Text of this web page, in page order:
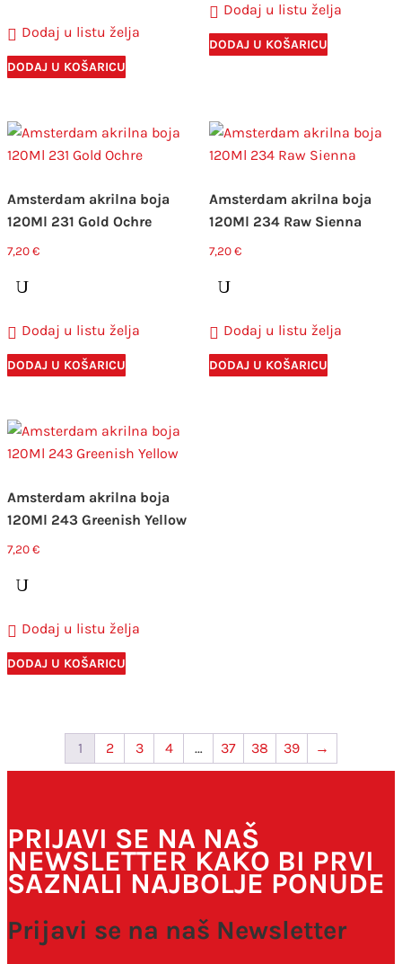
Dodaj u listu želja
DODAJ U KOŠARICU
Dodaj u listu želja
DODAJ U KOŠARICU
Amsterdam akrilna boja
120Ml 231 Gold Ochre
7,20€
Dodaj u listu želja
DODAJ U KOŠARICU
Amsterdam akrilna boja
120Ml 234 Raw Sienna
7,20€
Dodaj u listu želja
DODAJ U KOŠARICU
Amsterdam akrilna boja
120Ml 243 Greenish Yellow
7,20€
Dodaj u listu želja
DODAJ U KOŠARICU
1 2 3 4 … 37 38 39 →
PRIJAVI SE NA NAŠ
NEWSLETTER KAKO BI PRVI
SAZNALI NAJBOLJE PONUDE
Prijavi se na naš Newsletter